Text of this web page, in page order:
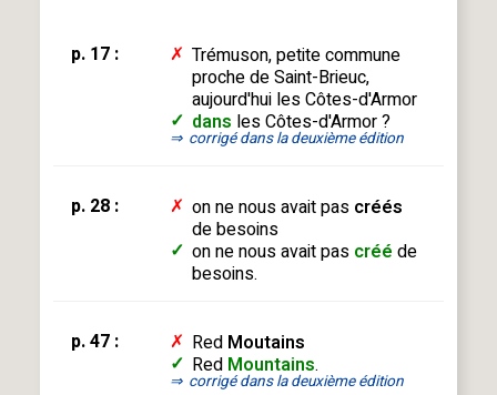
p. 17 : ✗ Trémuson, petite commune
proche de Saint-Brieuc,
aujourd'hui les Côtes-d'Armor
✓ dans les Côtes-d'Armor ?
⇒ corrigé dans la deuxième édition
p. 28 : ✗ on ne nous avait pas créés
de besoins
✓ on ne nous avait pas créé de
besoins.
p. 47 : ✗ Red Moutains
✓ Red Mountains.
⇒ corrigé dans la deuxième édition